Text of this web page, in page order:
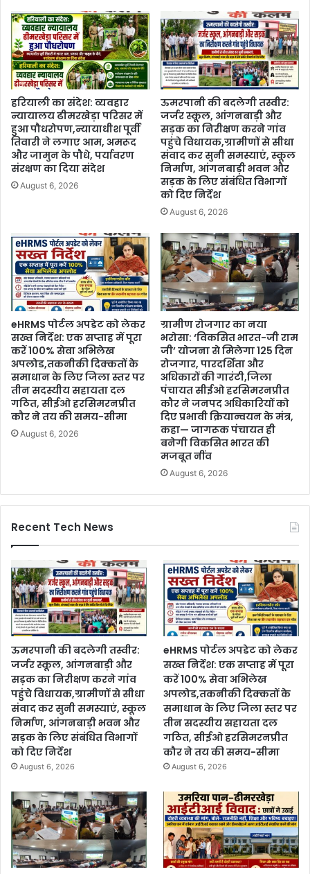
हरियाली का संदेश: व्यवहार
न्यायालय ढीमरखेड़ा परिसर में
हुआ पौधरोपण,न्यायाधीश पूर्वी
तिवारी ने लगाए आम, अमरूद
और जामुन के पौधे, पर्यावरण
संरक्षण का दिया संदेश
August 6, 2026
ऊमरपानी की बदलेगी तस्वीर:
जर्जर स्कूल, आंगनबाड़ी और
सड़क का निरीक्षण करने गांव
पहुंचे विधायक,ग्रामीणों से सीधा
संवाद कर सुनी समस्याएं, स्कूल
निर्माण, आंगनबाड़ी भवन और
सड़क के लिए संबंधित विभागों
को दिए निर्देश
August 6, 2026
eHRMS पोर्टल अपडेट को लेकर
सख्त निर्देश: एक सप्ताह में पूरा
करें 100% सेवा अभिलेख
अपलोड,तकनीकी दिक्कतों के
समाधान के लिए जिला स्तर पर
तीन सदस्यीय सहायता दल
गठित, सीईओ हरसिमरनप्रीत
कौर ने तय की समय-सीमा
August 6, 2026
ग्रामीण रोजगार का नया
भरोसा: ‘विकसित भारत-जी राम
जी’ योजना से मिलेगा 125 दिन
रोजगार, पारदर्शिता और
अधिकारों की गारंटी,जिला
पंचायत सीईओ हरसिमरनप्रीत
कौर ने जनपद अधिकारियों को
दिए प्रभावी क्रियान्वयन के मंत्र,
कहा— जागरूक पंचायत ही
बनेगी विकसित भारत की
मजबूत नींव
August 6, 2026
Recent Tech News
ऊमरपानी की बदलेगी तस्वीर:
जर्जर स्कूल, आंगनबाड़ी और
सड़क का निरीक्षण करने गांव
पहुंचे विधायक,ग्रामीणों से सीधा
संवाद कर सुनी समस्याएं, स्कूल
निर्माण, आंगनबाड़ी भवन और
सड़क के लिए संबंधित विभागों
को दिए निर्देश
August 6, 2026
eHRMS पोर्टल अपडेट को लेकर
सख्त निर्देश: एक सप्ताह में पूरा
करें 100% सेवा अभिलेख
अपलोड,तकनीकी दिक्कतों के
समाधान के लिए जिला स्तर पर
तीन सदस्यीय सहायता दल
गठित, सीईओ हरसिमरनप्रीत
कौर ने तय की समय-सीमा
August 6, 2026